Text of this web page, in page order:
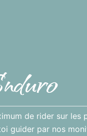
de rider sur les
guider par nos